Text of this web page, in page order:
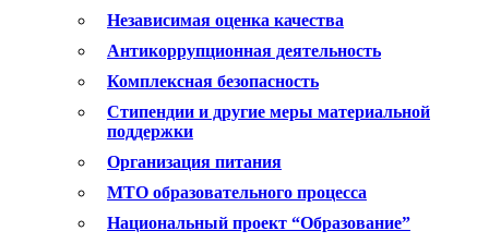
Независимая оценка качества
Антикоррупционная деятельность
Комплексная безопасность
Стипендии и другие меры материальной
поддержки
Организация питания
МТО образовательного процесса
Национальный проект “Образование”